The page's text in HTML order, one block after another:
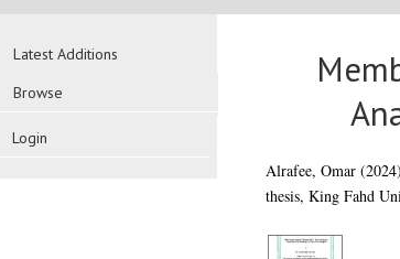
Latest Additions
Browse
Login
Alrafee, Omar(2024)
thesis, King Fahd